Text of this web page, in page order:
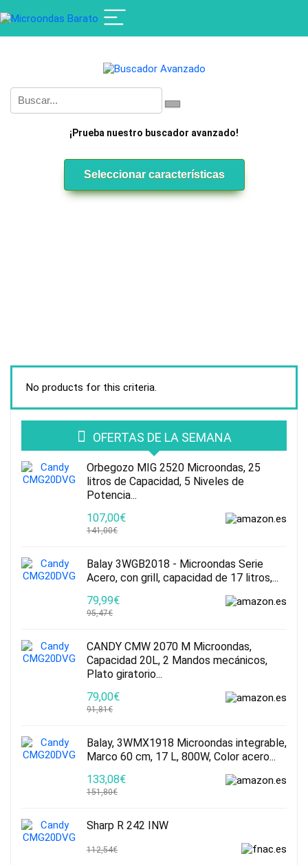
¡Prueba nuestro buscador avanzado!
Seleccionar características
No products for this criteria.
OFERTAS DE LA SEMANA
Orbegozo MIG 2520 Microondas, 25
litros de Capacidad, 5 Niveles de
Potencia...
107,00€
141,00€
Balay 3WGB2018 - Microondas Serie
Acero, con grill, capacidad de 17 litros,...
79,99€
95,47€
CANDY CMW 2070 M Microondas,
Capacidad 20L, 2 Mandos mecánicos,
Plato giratorio...
79,00€
91,81€
Balay, 3WMX1918 Microondas integrable,
Marco 60 cm, 17 L, 800W, Color acero...
133,08€
151,80€
Sharp R 242 INW
112,54€